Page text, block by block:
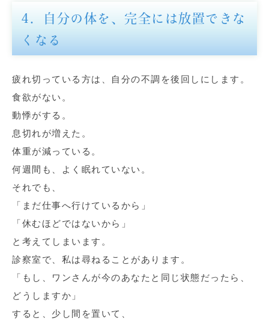
4．自分の体を、完全には放置できな
くなる
疲れ切っている方は、自分の不調を後回しにします。
食欲がない。
動悸がする。
息切れが増えた。
体重が減っている。
何週間も、よく眠れていない。
それでも、
「まだ仕事へ行けているから」
「休むほどではないから」
と考えてしまいます。
診察室で、私は尋ねることがあります。
「もし、ワンさんが今のあなたと同じ状態だったら、
どうしますか」
すると、少し間を置いて、